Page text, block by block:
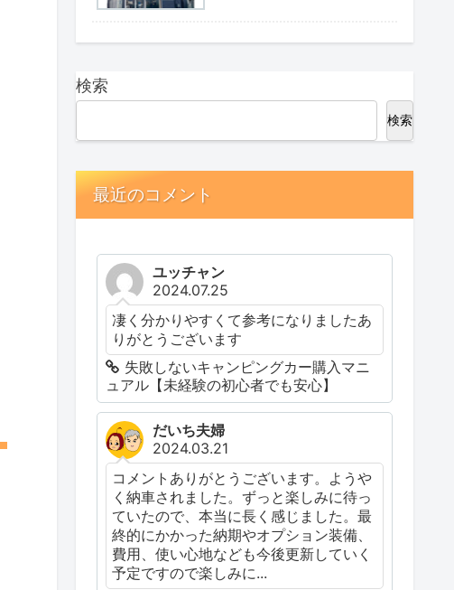
検索
検索
最近のコメント
ユッチャン
2024.07.25
凄く分かりやすくて参考になりましたあ
りがとうございます
失敗しないキャンピングカー購入マニ
ュアル【未経験の初心者でも安心】
だいち夫婦
2024.03.21
コメントありがとうございます。ようや
く納車されました。ずっと楽しみに待っ
ていたので、本当に長く感じました。最
終的にかかった納期やオプション装備、
費用、使い心地なども今後更新していく
予定ですので楽しみに...